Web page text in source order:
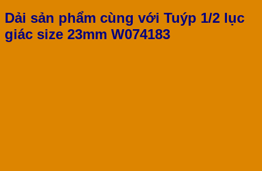
Dải sản phẩm cùng với Tuýp 1/2 lục
giác size 23mm W074183